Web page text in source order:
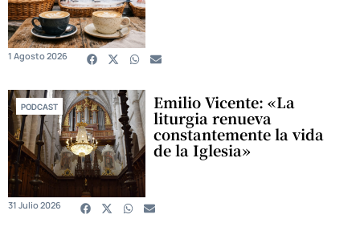
1 Agosto 2026
PODCAST Emilio Vicente: «La
liturgia renueva
constantemente la vida
de la Iglesia»
31 Julio 2026